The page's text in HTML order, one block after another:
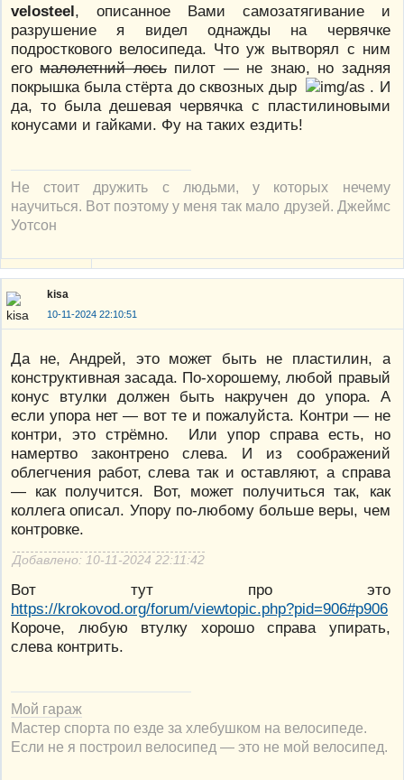
velosteel, описанное Вами самозатягивание и
разрушение я видел однажды на червячке
подросткового велосипеда. Что уж вытворял с ним
егомалолетний лосьпилот — не знаю, но задняя
покрышка была стёрта до сквозных дыр
. И
да, то была дешевая червячка с пластилиновыми
конусами и гайками. Фу на таких ездить!
Не стоит дружить с людьми, у которых нечему
научиться. Вот поэтому у меня так мало друзей. Джеймс
Уотсон
kisa
10-11-2024 22:10:51
Да не, Андрей, это может быть не пластилин, а
конструктивная засада. По-хорошему, любой правый
конус втулки должен быть накручен до упора. А
если упора нет — вот те и пожалуйста. Контри — не
контри, это стрёмно. Или упор справа есть, но
намертво законтрено слева. И из соображений
облегчения работ, слева так и оставляют, а справа
— как получится. Вот, может получиться так, как
коллега описал. Упору по-любому больше веры, чем
контровке.
Добавлено: 10-11-2024 22:11:42
Вот тут про это
https://krokovod.org/forum/viewtopic.php?pid=906#p906
Короче, любую втулку хорошо справа упирать,
слева контрить.
Мой гараж
Мастер спорта по езде за хлебушком на велосипеде.
Если не я построил велосипед — это не мой велосипед.